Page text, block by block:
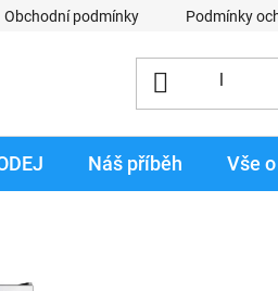
Obchodní podmínky Podmínky
Náš příběh Vše